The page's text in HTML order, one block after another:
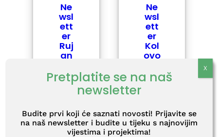
Ne
wsl
ett
er
Ruj
an
5
Ne
wsl
ett
er
Kol
ovo
202
5
Pretplatite se na naš
newsletter
Budite prvi koji će saznati novosti! Prijavite se
na naš newsletter i budite u tijeku s najnovijim
vijestima i projektima!